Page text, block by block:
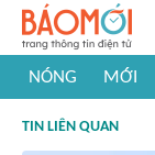
NÓNG MỚI
#Khám phá thế giới
TIN LIÊN QUAN